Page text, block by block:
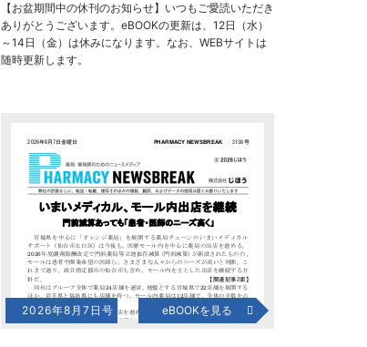
【お盆期間中の休刊のお知らせ】いつもご愛読いただき
ありがとうございます。eBOOKの更新は、12日（水）
～14日（金）は休みになります。なお、WEBサイトは
随時更新します。
2026年8月7日号 eBOOKを見る